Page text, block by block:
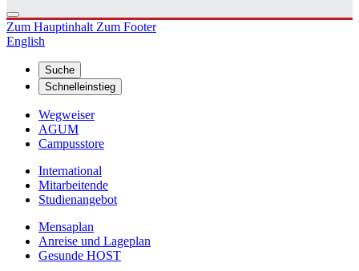
Zum HauptinhaltZum Footer
English
Suche
Schnelleinstieg
Wegweiser
AGUM
Campusstore
International
Mitarbeitende
Studienangebot
Mensaplan
Anreise und Lageplan
Gesunde HOST